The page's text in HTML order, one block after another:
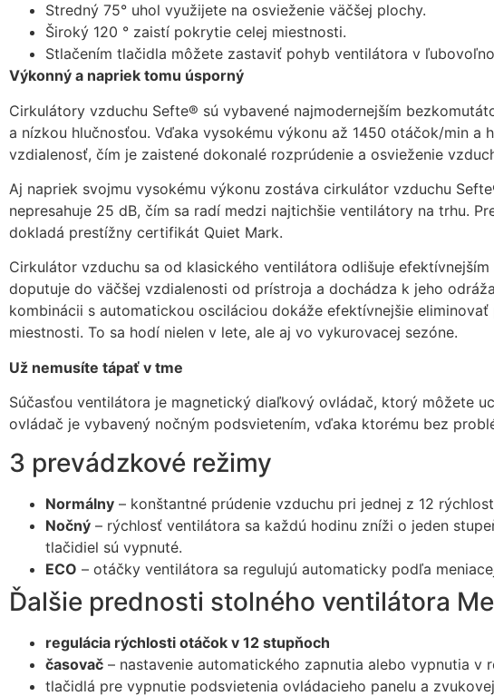
Stredný 75° uhol využijete na osvieženie väčšej plochy.
Široký 120 ° zaistí pokrytie celej miestnosti.
Stlačením tlačidla môžete zastaviť pohyb ventilátora v
Výkonný a napriek tomu úsporný
Cirkulátory vzduchu Sefte® sú vybavené najmodernejším
a nízkou hlučnosťou. Vďaka vysokému výkonu až 1450 otáčok/min
vzdialenosť, čím je zaistené dokonalé rozprúdenie a osvieženie
Aj napriek svojmu vysokému výkonu zostáva cirkulátor vzduchu
nepresahuje 25 dB, čím sa radí medzi najtichšie ventilátory na trhu.
dokladá prestížny certifikát Quiet Mark.
Cirkulátor vzduchu sa od klasického ventilátora odlišuje
doputuje do väčšej vzdialenosti od prístroja a dochádza k jeho
kombinácii s automatickou osciláciou dokáže efektívnejšie
miestnosti. To sa hodí nielen v lete, ale aj vo vykurovacej sezóne.
Už nemusíte tápať v tme
Súčasťou ventilátora je magnetický diaľkový ovládač, ktorý môžete
ovládač je vybavený nočným podsvietením, vďaka ktorému bez
3 prevádzkové režimy
Normálny – konštantné prúdenie vzduchu pri jednej z 12
Nočný – rýchlosť ventilátora sa každú hodinu zníži o jeden
tlačidiel sú vypnuté.
ECO – otáčky ventilátora sa regulujú automaticky podľa
Ďalšie prednosti stolného ventilátora
regulácia rýchlosti otáčok v 12 stupňoch
časovač – nastavenie automatického zapnutia alebo vypnutia v
tlačidlá pre vypnutie podsvietenia ovládacieho panelu a